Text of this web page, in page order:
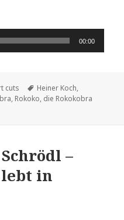
00:00
cuts Schlagwörter
Heiner Koch,
, Rokoko, die Rokokobra
Rokokobra
–
in